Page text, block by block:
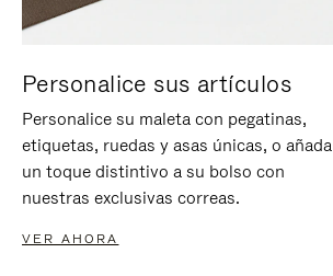
Personalice sus artículos
Personalice su maleta con pegatinas,
etiquetas, ruedas y asas únicas, o añada
un toque distintivo a su bolso con
nuestras exclusivas correas.
VER AHORA